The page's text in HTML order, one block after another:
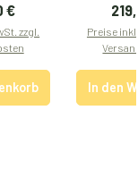
Preis:
€
zzgl.
Preise
In den